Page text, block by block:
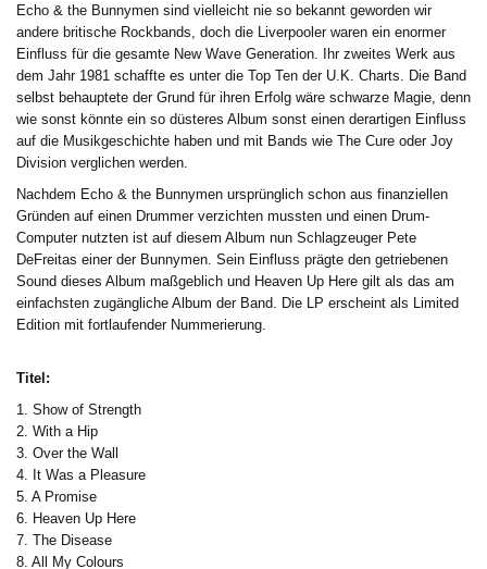
Echo & the Bunnymen sind vielleicht nie so bekannt geworden wir
andere britische Rockbands, doch die Liverpooler waren ein enormer
Einfluss für die gesamte New Wave Generation. Ihr zweites Werk aus
dem Jahr 1981 schaffte es unter die Top Ten der U.K. Charts. Die Band
selbst behauptete der Grund für ihren Erfolg wäre schwarze Magie, denn
wie sonst könnte ein so düsteres Album sonst einen derartigen Einfluss
auf die Musikgeschichte haben und mit Bands wie The Cure oder Joy
Division verglichen werden.
Nachdem Echo & the Bunnymen ursprünglich schon aus finanziellen
Gründen auf einen Drummer verzichten mussten und einen Drum-
Computer nutzten ist auf diesem Album nun Schlagzeuger Pete
DeFreitas einer der Bunnymen. Sein Einfluss prägte den getriebenen
Sound dieses Album maßgeblich und Heaven Up Here gilt als das am
einfachsten zugängliche Album der Band. Die LP erscheint als Limited
Edition mit fortlaufender Nummerierung.
Titel:
1. Show of Strength
2. With a Hip
3. Over the Wall
4. It Was a Pleasure
5. A Promise
6. Heaven Up Here
7. The Disease
8. All My Colours